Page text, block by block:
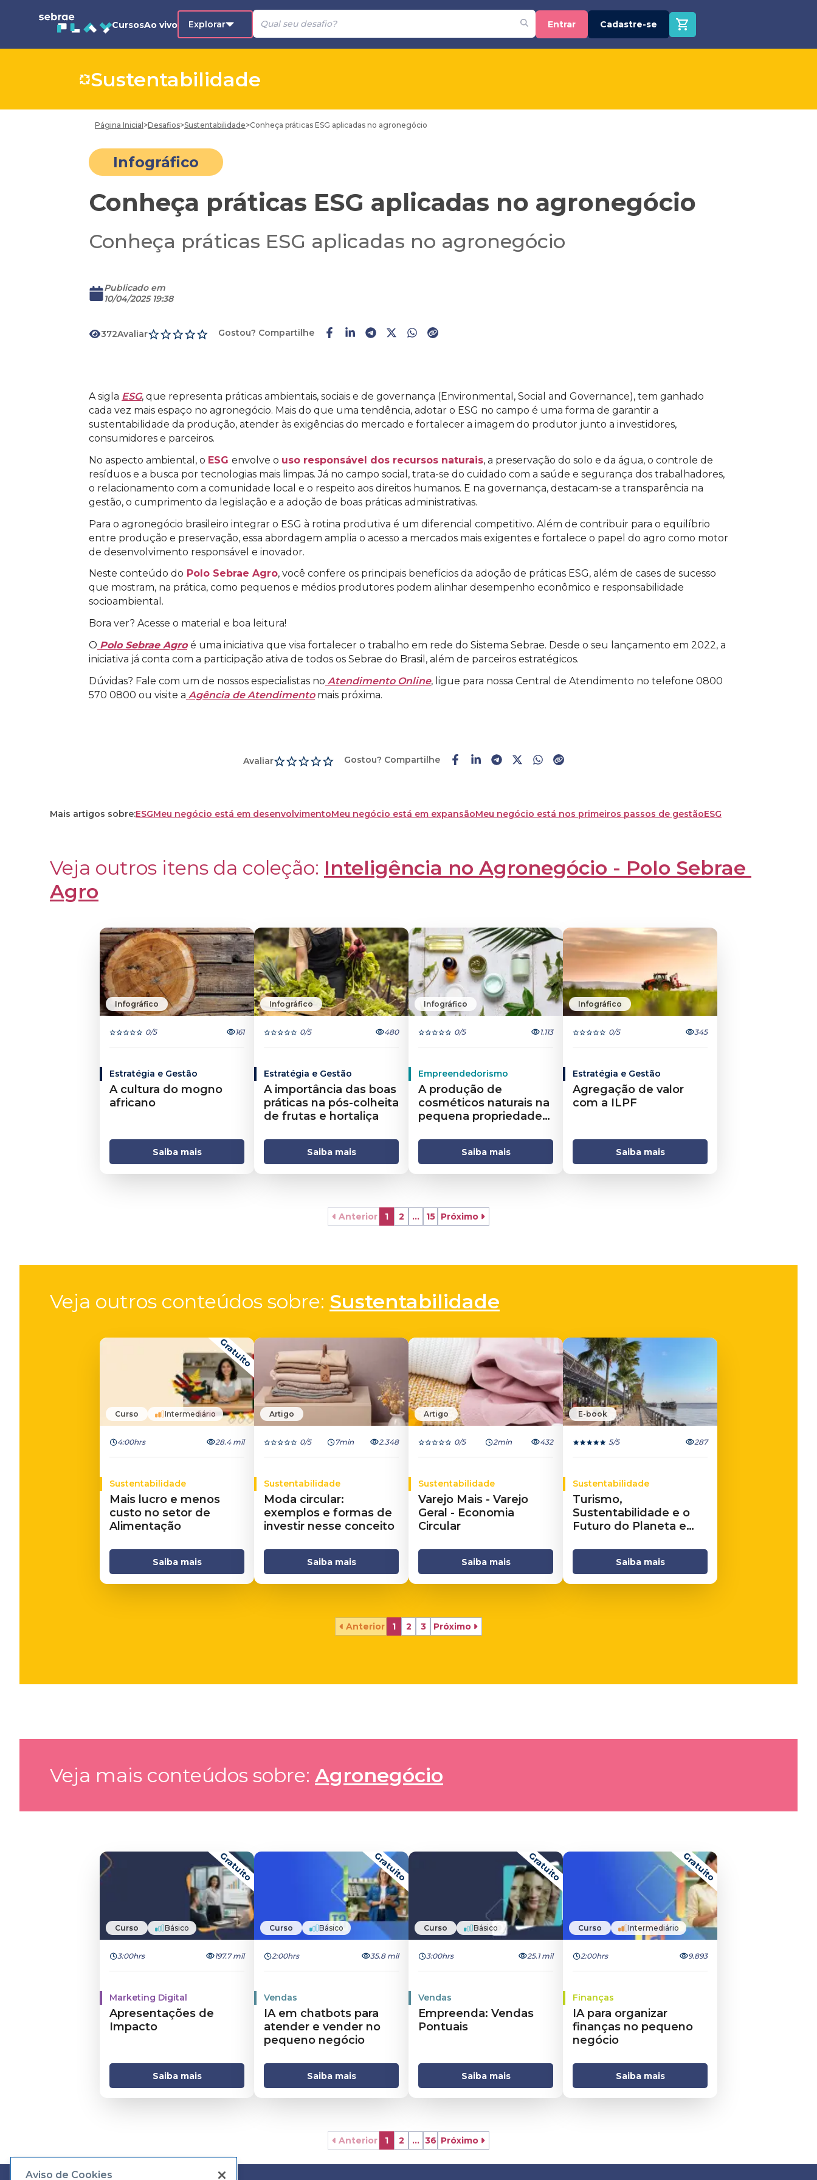
CursosAo vivo Explorar Entrar Cadastre-se
Sustentabilidade
Página Inicial >Desafios>Sustentabilidade>Conheça práticas ESG aplicadas no agronegócio
Infográfico
Conheça práticas ESG aplicadas no agronegócio
Conheça práticas ESG aplicadas no agronegócio
Publicado em
10/04/2025 19:38
372Avaliar Gostou? Compartilhe
A sigla ESG, que representa práticas ambientais, sociais e de governança (Environmental, Social and Governance), tem ganhado
cada vez mais espaço no agronegócio. Mais do que uma tendência, adotar o ESG no campo é uma forma de garantir a
sustentabilidade da produção, atender às exigências do mercado e fortalecer a imagem do produtor junto a investidores,
consumidores e parceiros.
No aspecto ambiental, o ESG envolve o uso responsável dos recursos naturais, a preservação do solo e da água, o controle de
resíduos e a busca por tecnologias mais limpas. Já no campo social, trata-se do cuidado com a saúde e segurança dos trabalhadores,
o relacionamento com a comunidade local e o respeito aos direitos humanos. E na governança, destacam-se a transparência na
gestão, o cumprimento da legislação e a adoção de boas práticas administrativas.
Para o agronegócio brasileiro integrar o ESG à rotina produtiva é um diferencial competitivo. Além de contribuir para o equilíbrio
entre produção e preservação, essa abordagem amplia o acesso a mercados mais exigentes e fortalece o papel do agro como motor
de desenvolvimento responsável e inovador.
Neste conteúdo do Polo Sebrae Agro, você confere os principais benefícios da adoção de práticas ESG, além de cases de sucesso
que mostram, na prática, como pequenos e médios produtores podem alinhar desempenho econômico e responsabilidade
socioambiental.
Bora ver? Acesse o material e boa leitura!
O Polo Sebrae Agro é uma iniciativa que visa fortalecer o trabalho em rede do Sistema Sebrae. Desde o seu lançamento em 2022, a
iniciativa já conta com a participação ativa de todos os Sebrae do Brasil, além de parceiros estratégicos.
Dúvidas? Fale com um de nossos especialistas no Atendimento Online, ligue para nossa Central de Atendimento no telefone 0800
570 0800 ou visite a Agência de Atendimentomais próxima.
Avaliar Gostou? Compartilhe
Mais artigos sobre:ESGMeu negócio está em desenvolvimentoMeu negócio está em expansãoMeu negócio está nos primeiros passos de gestãoESG
Veja outros itens da coleção: Inteligência no Agronegócio - Polo Sebrae
Agro
Infográfico
0/5 161
Estratégia e Gestão
A cultura do mogno
africano
Saiba mais
Infográfico
0/5 480
Estratégia e Gestão
A importância das boas
práticas na pós-colheita
de frutas e hortaliça
Saiba mais
Infográfico
0/5 1.113
Empreendedorismo
A produção de
cosméticos naturais na
pequena propriedade
Saiba mais
Infográfico
0/5 345
Estratégia e Gestão
Agregação de valor
com a ILPF
Saiba mais
Anterior 1 2 ... 15 Próximo
Veja outros conteúdos sobre: Sustentabilidade
Gratuito
Curso Intermediário
4:00hrs 28.4 mil
Sustentabilidade
Mais lucro e menos
custo no setor de
Alimentação
Saiba mais
Artigo
0/5 7min 2.348
Sustentabilidade
Moda circular:
exemplos e formas de
investir nesse conceito
Saiba mais
Artigo
0/5 2min 432
Sustentabilidade
Varejo Mais - Varejo
Geral - Economia
Circular
Saiba mais
E-book
5/5 287
Sustentabilidade
Turismo,
Sustentabilidade e o
Futuro do Planeta e
Saiba mais
Anterior 1 2 3 Próximo
Veja mais conteúdos sobre: Agronegócio
Gratuito
Curso Básico
3:00hrs 197.7 mil
Marketing Digital
Apresentações de
Impacto
Saiba mais
Gratuito
Curso Básico
2:00hrs 35.8 mil
Vendas
IA em chatbots para
atender e vender no
pequeno negócio
Saiba mais
Gratuito
Curso Básico
3:00hrs 25.1 mil
Vendas
Empreenda: Vendas
Pontuais
Saiba mais
Gratuito
Curso Intermediário
2:00hrs 9.893
Finanças
IA para organizar
finanças no pequeno
negócio
Saiba mais
Anterior 1 2 ... 36 Próximo
Aviso de Cookies